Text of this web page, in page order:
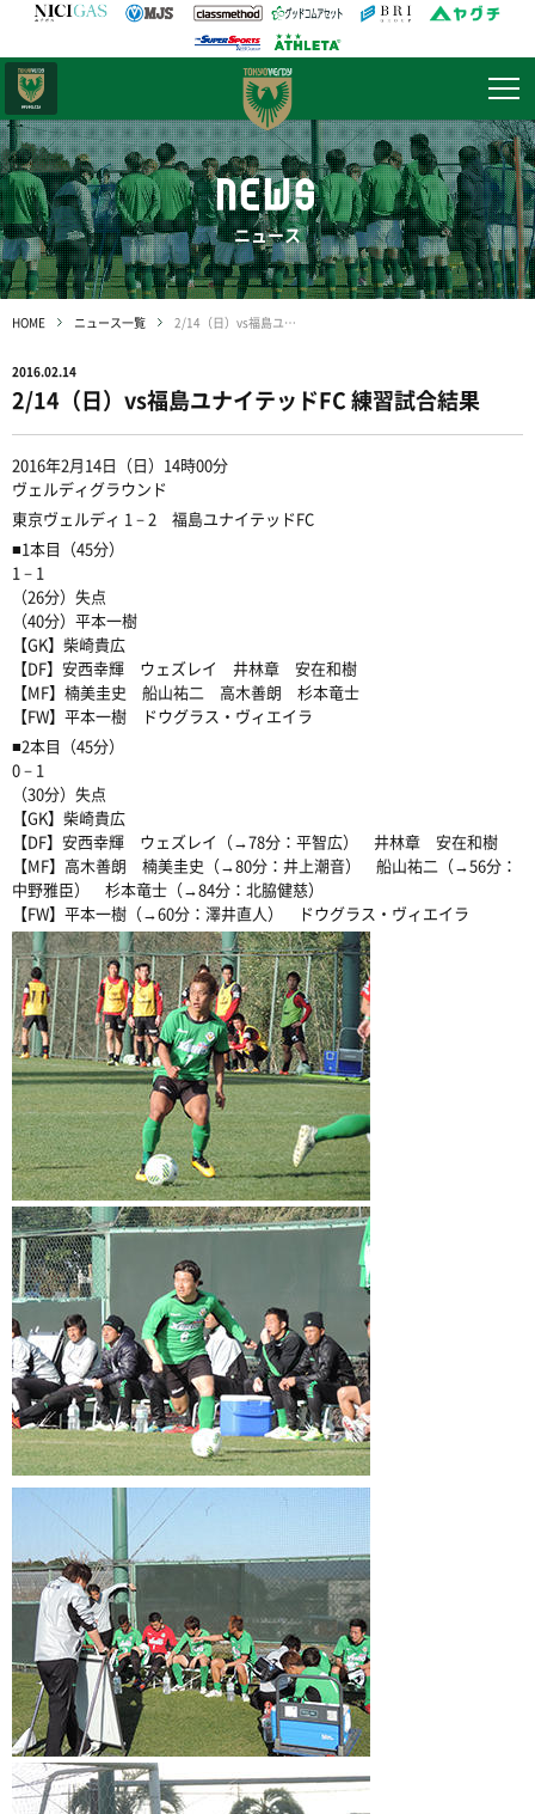
NEWS
ニュース
HOME ニュース一覧 2/14（日）vs福島ユナイテッドFC 練習試合結果
2016.02.14
2/14（日）vs福島ユナイテッドFC 練習試合結果
2016年2月14日（日）14時00分
ヴェルディグラウンド
東京ヴェルディ 1－2 福島ユナイテッドFC
■1本目（45分）
1－1
（26分）失点
（40分）平本一樹
【GK】柴崎貴広
【DF】安西幸輝 ウェズレイ 井林章 安在和樹
【MF】楠美圭史 船山祐二 高木善朗 杉本竜士
【FW】平本一樹 ドウグラス・ヴィエイラ
■2本目（45分）
0－1
（30分）失点
【GK】柴崎貴広
【DF】安西幸輝 ウェズレイ（→78分：平智広） 井林章 安在和樹
【MF】高木善朗 楠美圭史（→80分：井上潮音） 船山祐二（→56分：
中野雅臣） 杉本竜士（→84分：北脇健慈）
【FW】平本一樹（→60分：澤井直人） ドウグラス・ヴィエイラ